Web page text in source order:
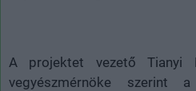
A projektet vezető Tianyi
vegyészmérnöke szerint